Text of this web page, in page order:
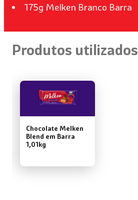
175g Melken Branco Barra
Produtos utilizados
Chocolate Melken
Blend em Barra
1,01kg